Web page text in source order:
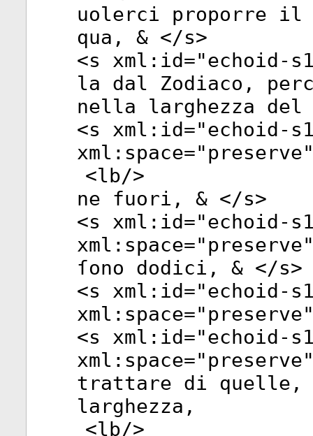
uolerci proporre
qua, & </s>
<s xml:id="echoid-
la dal Zodiaco,
nella larghezza del
<s xml:id="echoid-
xml:space="preserve
<lb/>
ne fuori, & </s>
<s xml:id="echoid-
xml:space="preserve
ſono dodici, & </s>
<s xml:id="echoid-
xml:space="preserve
<s xml:id="echoid-
xml:space="preserve
trattare di quelle,
larghezza,
<lb/>